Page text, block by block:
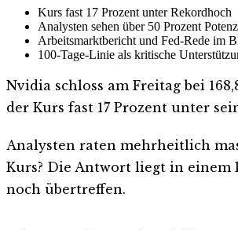
Kurs fast 17 Prozent unter Rekordhoch
Analysten sehen über 50 Prozent
Arbeitsmarktbericht und Fed-Rede im
100-Tage-Linie als kritische
Nvidia schloss am Freitag bei
der Kurs fast 17 Prozent unter
Analysten raten mehrheitlich
Kurs? Die Antwort liegt in einem
noch übertreffen.